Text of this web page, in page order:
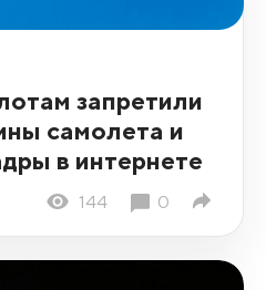
запретили
самолета и
в интернете
144 0